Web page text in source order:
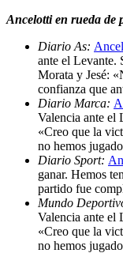
Ancelotti en rueda de
Diario As:
ante el Levante.
Morata y Jesé:
confianza que
Diario Marca:
Valencia ante el
«Creo que la
no hemos
Diario Sport:
ganar. Hemos
partido fue
Mundo
Valencia ante el
«Creo que la
no hemos